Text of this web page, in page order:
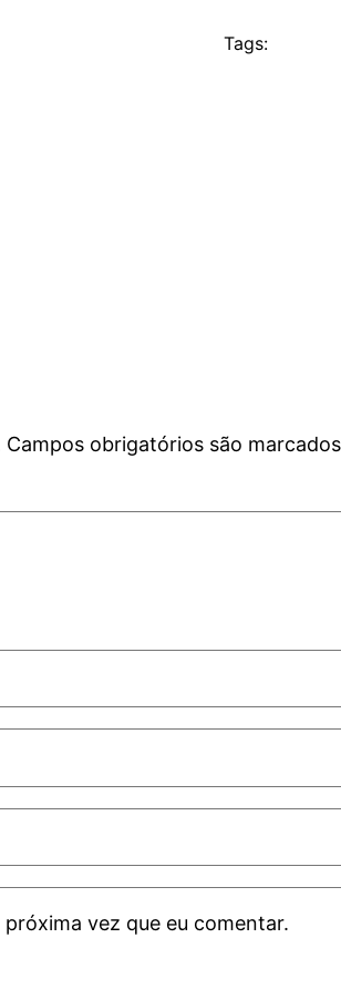
Tags:
Campos obrigatórios são
vez que eu comentar.